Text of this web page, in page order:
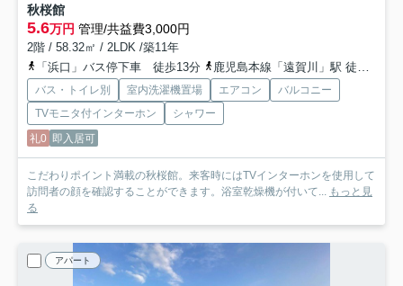
秋桜館
5.6万円 管理/共益費3,000円
2階 / 58.32㎡ / 2LDK /築11年
「浜口」バス停下車 徒歩13分
鹿児島本線「遠賀川」駅 徒歩45分
バス・トイレ別 室内洗濯機置場 エアコン
バルコニー
TVモニタ付インターホン
シャワー
礼0 即入居可
こだわりポイント満載の秋桜館。来客時にはTVインターホンを使用して
訪問者の顔を確認することができます。浴室乾燥機が付いて...
もっと見
る
アパート